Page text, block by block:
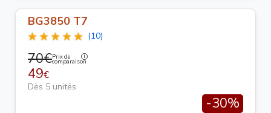
BG3850 T7
(10)
70€Prix de
comparaison
49€
Dès 5 unités
-30%